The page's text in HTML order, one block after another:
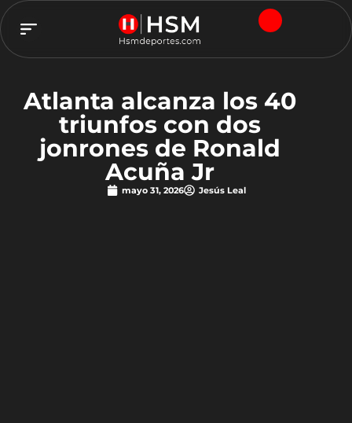
Atlanta alcanza los 40
triunfos con dos
jonrones de Ronald
Acuña Jr
mayo 31, 2026 Jesús Leal